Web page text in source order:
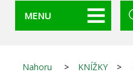
MENU
Nahoru > KNÍŽKY >